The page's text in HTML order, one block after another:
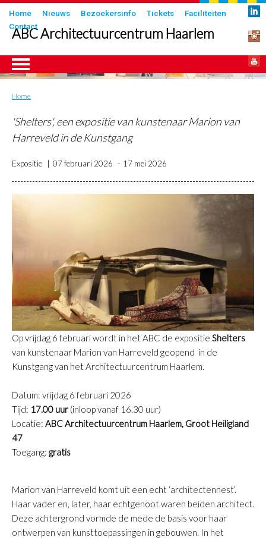
Overslaan
en
naar
inhoud
gaan
Submenu
Home Nieuws Bezoekersinfo Tickets
Faciliteiten
Contact
ABC Architectuurcentrum Haarlem
Kruimelpad
Home
'Shelters', een expositie van kunstenaar Marion van
Harreveld in de Kunstgang
Expositie 07 februari 2026 17 mei 2026
Op vrijdag 6 februari wordt in het ABC de expositie Shelters
van kunstenaar Marion van Harreveld geopend in de
Kunstgang van het Architectuurcentrum Haarlem.
Datum: vrijdag 6 februari 2026
Tijd: 17.00 uur (inloop vanaf 16.30 uur)
L ocatie: ABC Architectuurcentrum Haarlem, Groot Heiligland
47
Toegang: gratis
Marion van Harreveld komt uit een echt ‘architectennest’.
Haar vader en, later, haar echtgenoot waren beiden architect.
Deze achtergrond vormde de mede de basis voor haar
ontwerpen van kunsttoepassingen in gebouwen. In het